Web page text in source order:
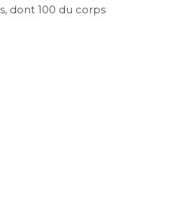
dont 100 du corps